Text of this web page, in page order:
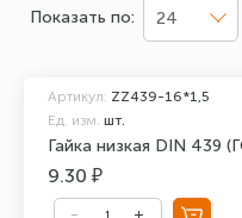
Показать по: 24
Гайка низкая DIN 439
Артикул: ZZ439-16*1,5
Ед. изм. шт.
9.30 ₽